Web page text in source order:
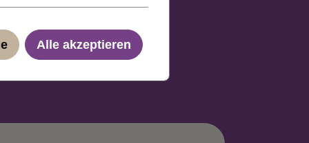
Alle akzeptieren